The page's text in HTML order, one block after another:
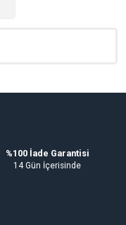
%100 İade Garantisi
14 Gün İçerisinde